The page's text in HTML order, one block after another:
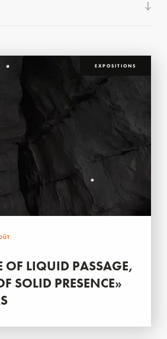
EXPOSITIONS
OF LIQUID PASSAGE,
SOLID PRESENCE»